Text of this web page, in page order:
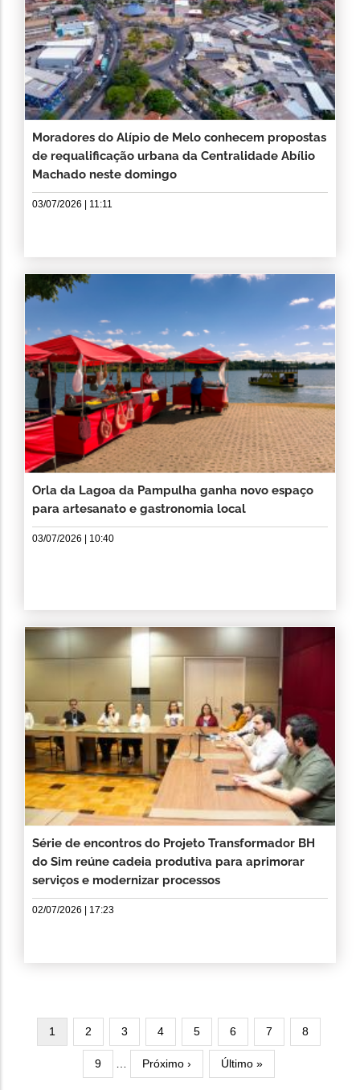
Moradores do Alípio de Melo conhecem propostas
de requalificação urbana da Centralidade Abílio
Machado neste domingo
03/07/2026 | 11:11
Orla da Lagoa da Pampulha ganha novo espaço
para artesanato e gastronomia local
03/07/2026 | 10:40
Série de encontros do Projeto Transformador BH
do Sim reúne cadeia produtiva para aprimorar
serviços e modernizar processos
02/07/2026 | 17:23
Página
atual
1 Página
2 Página
3 Página
4 Página
5 Página
6 Página
7 Página
8
Página
9 …
Próxima
página
Próximo ›
Última
página
Último »